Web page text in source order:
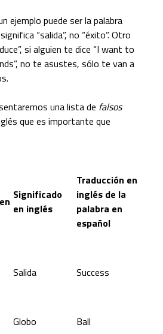
ejemplo puede ser la palabra
“salida”, no “éxito”. Otro
si alguien te dice “I want to
no te asustes, sólo te van a
una lista de falsos
que es importante que
Significado
en inglés
Traducción en
inglés de la
palabra en
español
Salida Success
Globo Ball